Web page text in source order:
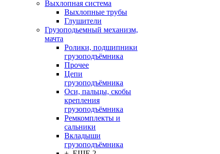
Выхлопная система
Выхлопные трубы
Глушители
Грузоподьемный механизм,
мачта
Ролики, подшипники
грузоподъёмника
Прочее
Цепи
грузоподъёмника
Оси, пальцы, скобы
крепления
грузоподъёмника
Ремкомплекты и
сальники
Вкладыши
грузоподъёмника